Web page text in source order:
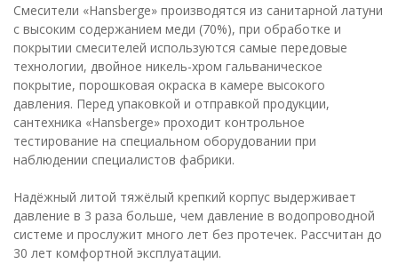
Смесители «Hansberge» производятся из санитарной латуни
с высоким содержанием меди (70%), при обработке и
покрытии смесителей используются самые передовые
технологии, двойное никель-хром гальваническое
покрытие, порошковая окраска в камере высокого
давления. Перед упаковкой и отправкой продукции,
сантехника «Hansberge» проходит контрольное
тестирование на специальном оборудовании при
наблюдении специалистов фабрики.
Надёжный литой тяжёлый крепкий корпус выдерживает
давление в 3 раза больше, чем давление в водопроводной
системе и прослужит много лет без протечек. Рассчитан до
30 лет комфортной эксплуатации.